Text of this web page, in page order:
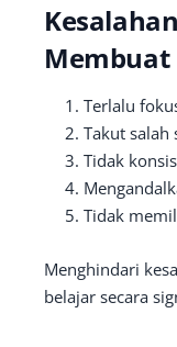
Membuat
Terlalu
Takut salah
Tidak
Tidak
Menghindari
belajar secara